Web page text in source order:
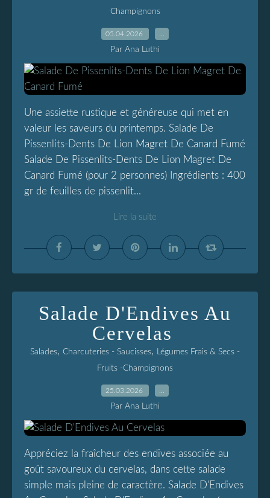
Champignons
05.04.2026
Par Ana Luthi
Une assiette rustique et généreuse qui met en
valeur les saveurs du printemps. Salade De
Pissenlits-Dents De Lion Magret De Canard Fumé
Salade De Pissenlits-Dents De Lion Magret De
Canard Fumé (pour 2 personnes) Ingrédients : 400
gr de feuilles de pissenlit...
Lire la suite
Salade D'Endives Au
Cervelas
Salades, Charcuteries - Saucisses, Légumes Frais & Secs -
Fruits -Champignons
25.03.2026
Par Ana Luthi
Appréciez la fraîcheur des endives associée au
goût savoureux du cervelas, dans cette salade
simple mais pleine de caractère. Salade D'Endives